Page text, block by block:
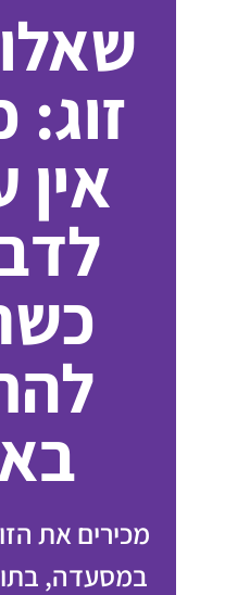
מכירים את
במסעדה,